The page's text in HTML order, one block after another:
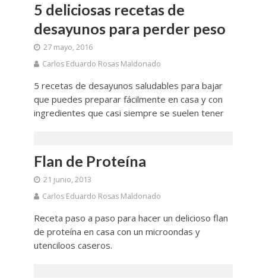
5 deliciosas recetas de
desayunos para perder peso
27 mayo, 2016
Carlos Eduardo Rosas Maldonado
5 recetas de desayunos saludables para bajar
que puedes preparar fácilmente en casa y con
ingredientes que casi siempre se suelen tener
Flan de Proteína
21 junio, 2013
Carlos Eduardo Rosas Maldonado
Receta paso a paso para hacer un delicioso flan
de proteína en casa con un microondas y
utenciloos caseros.